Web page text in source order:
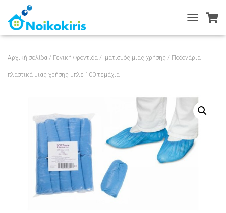
O
L
I
T
I
Αρχική σελίδα / Γενική Φροντίδα / Ιματισμός μιας χρήσης / Ποδονάρια
πλαστικά μιας χρήσης μπλε 100 τεμάχια